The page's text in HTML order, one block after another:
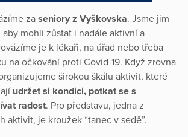
za seniory z Vyškovska. Jsme jim
mohli zůstat i nadále aktivní a
je k lékaři, na úřad nebo třeba
na očkování proti Covid-19. Když zrovna
širokou škálu aktivit, které
udržet si kondici, potkat se s
radost. Pro představu, jedna z
aktivit, je kroužek “tanec v sedě”.